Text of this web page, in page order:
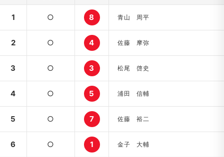
1 ○ 8 青山 周平
2 ○ 4 佐藤 摩弥
3 ○ 3 松尾 啓史
4 ○ 5 浦田 信輔
5 ○ 7 佐藤 裕二
6 ○ 1 金子 大輔